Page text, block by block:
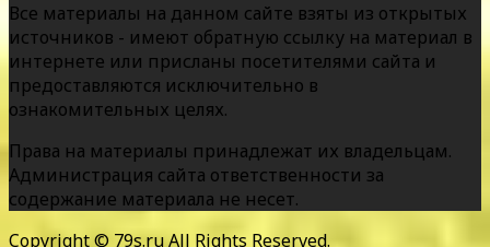
Все материалы на данном сайте взяты из открытых
источников - имеют обратную ссылку на материал в
интернете или присланы посетителями сайта и
предоставляются исключительно в
ознакомительных целях.
Права на материалы принадлежат их владельцам.
Администрация сайта ответственности за
содержание материала не несет.
Copyright © 79s.ru All Rights Reserved.